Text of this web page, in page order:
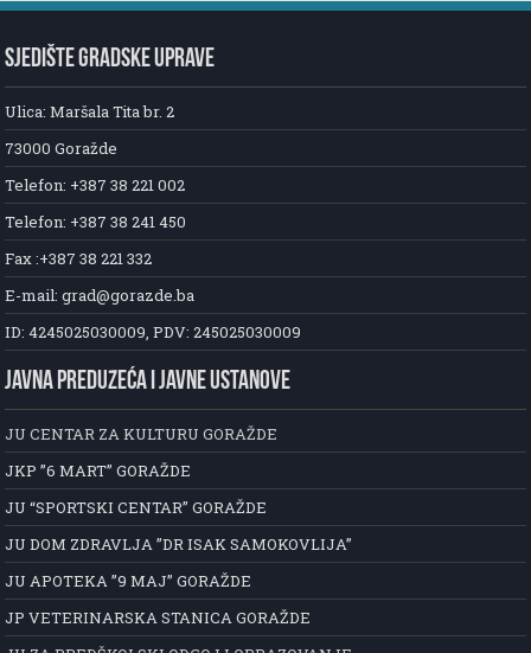
SJEDIŠTE GRADSKE UPRAVE
Ulica: Maršala Tita br. 2
73000 Goražde
Telefon: +387 38 221 002
Telefon: +387 38 241 450
Fax :+387 38 221 332
E-mail: grad@gorazde.ba
ID: 4245025030009, PDV: 245025030009
JAVNA PREDUZEĆA I JAVNE USTANOVE
JU CENTAR ZA KULTURU GORAŽDE
JKP ”6 MART” GORAŽDE
JU “SPORTSKI CENTAR” GORAŽDE
JU DOM ZDRAVLJA ”DR ISAK SAMOKOVLIJA”
JU APOTEKA ”9 MAJ” GORAŽDE
JP VETERINARSKA STANICA GORAŽDE